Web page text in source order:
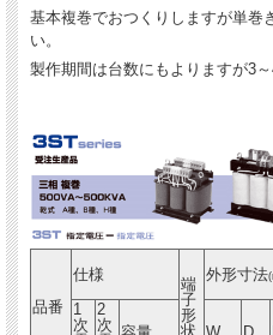
基本複巻でおつくりしますが単巻
い。
製作期間は台数にもよりますが3～
品番
仕様
端
子
形
状
外形寸法
1
次
2
次